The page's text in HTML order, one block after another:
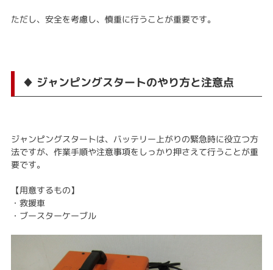
ただし、安全を考慮し、慎重に行うことが重要です。
♦ ジャンピングスタートのやり方と注意点
ジャンピングスタートは、バッテリー上がりの緊急時に役立つ方
法ですが、作業手順や注意事項をしっかり押さえて行うことが重
要です。
【用意するもの】
・救援車
・ブースターケーブル